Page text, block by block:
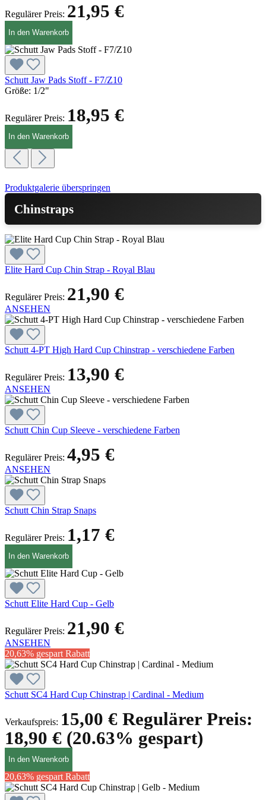
Regulärer Preis: 21,95 €
In den Warenkorb
Schutt Jaw Pads Stoff - F7/Z10
Größe: 1/2"
Regulärer Preis: 18,95 €
In den Warenkorb
Produktgalerie überspringen
Chinstraps
Elite Hard Cup Chin Strap - Royal Blau
Regulärer Preis: 21,90 €
ANSEHEN
Schutt 4-PT High Hard Cup Chinstrap - verschiedene Farben
Regulärer Preis: 13,90 €
ANSEHEN
Schutt Chin Cup Sleeve - verschiedene Farben
Regulärer Preis: 4,95 €
ANSEHEN
Schutt Chin Strap Snaps
Regulärer Preis: 1,17 €
In den Warenkorb
Schutt Elite Hard Cup - Gelb
Regulärer Preis: 21,90 €
ANSEHEN
20,63% gespart Rabatt
Schutt SC4 Hard Cup Chinstrap | Cardinal - Medium
Verkaufspreis: 15,00 € Regulärer Preis:
18,90 € (20.63% gespart)
In den Warenkorb
20,63% gespart Rabatt